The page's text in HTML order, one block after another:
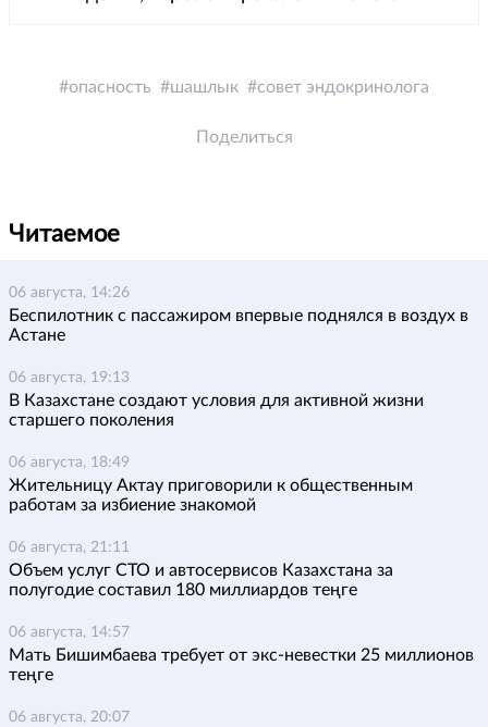
опасность шашлык совет эндокринолога
Поделиться
Читаемое
06 августа, 14:26
Беспилотник с пассажиром впервые поднялся в воздух в
Астане
06 августа, 19:13
В Казахстане создают условия для активной жизни
старшего поколения
06 августа, 18:49
Жительницу Актау приговорили к общественным
работам за избиение знакомой
06 августа, 21:11
Объем услуг СТО и автосервисов Казахстана за
полугодие составил 180 миллиардов теңге
06 августа, 14:57
Мать Бишимбаева требует от экс-невестки 25 миллионов
теңге
06 августа, 20:07